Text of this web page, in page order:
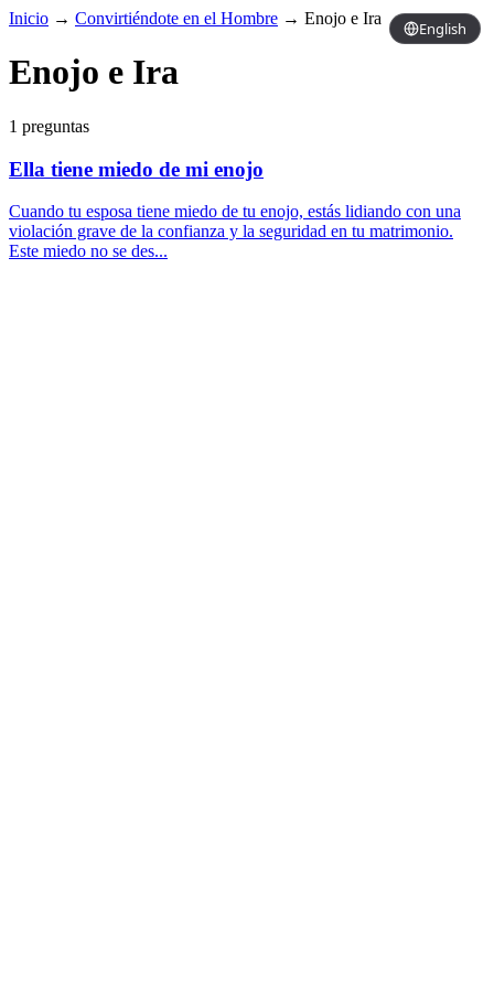
English
Inicio → Convirtiéndote en el Hombre → Enojo e Ira
Enojo e Ira
1 preguntas
Ella tiene miedo de mi enojo
Cuando tu esposa tiene miedo de tu enojo, estás lidiando con una
violación grave de la confianza y la seguridad en tu matrimonio.
Este miedo no se des...